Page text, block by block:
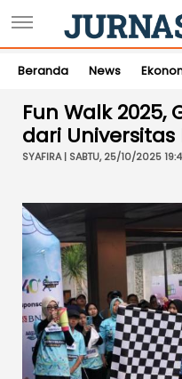
Beranda News
Fun Walk 2025,
dari
SYAFIRA | SABTU, 25/10/2025